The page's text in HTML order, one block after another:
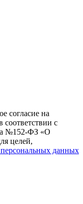
согласие на
с
№152-ФЗ «О
целей,
данных